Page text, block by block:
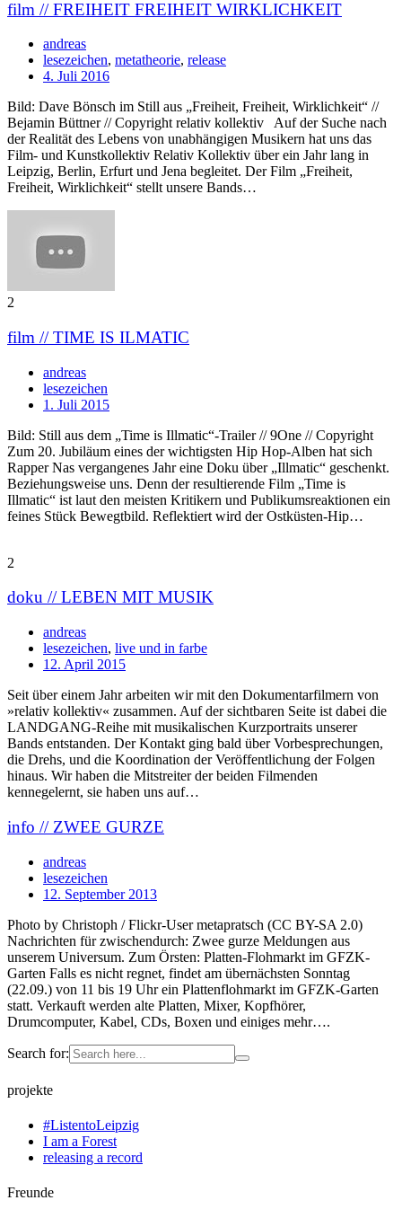
film // FREIHEIT FREIHEIT WIRKLICHKEIT
andreas
lesezeichen, metatheorie, release
4. Juli 2016
Bild: Dave Bönsch im Still aus „Freiheit, Freiheit, Wirklichkeit“ //
Bejamin Büttner // Copyright relativ kollektiv Auf der Suche nach
der Realität des Lebens von unabhängigen Musikern hat uns das
Film- und Kunstkollektiv Relativ Kollektiv über ein Jahr lang in
Leipzig, Berlin, Erfurt und Jena begleitet. Der Film „Freiheit,
Freiheit, Wirklichkeit“ stellt unsere Bands…
2
film // TIME IS ILMATIC
andreas
lesezeichen
1. Juli 2015
Bild: Still aus dem „Time is Illmatic“-Trailer // 9One // Copyright
Zum 20. Jubiläum eines der wichtigsten Hip Hop-Alben hat sich
Rapper Nas vergangenes Jahr eine Doku über „Illmatic“ geschenkt.
Beziehungsweise uns. Denn der resultierende Film „Time is
Illmatic“ ist laut den meisten Kritikern und Publikumsreaktionen ein
feines Stück Bewegtbild. Reflektiert wird der Ostküsten-Hip…
2
doku // LEBEN MIT MUSIK
andreas
lesezeichen, live und in farbe
12. April 2015
Seit über einem Jahr arbeiten wir mit den Dokumentarfilmern von
»relativ kollektiv« zusammen. Auf der sichtbaren Seite ist dabei die
LANDGANG-Reihe mit musikalischen Kurzportraits unserer
Bands entstanden. Der Kontakt ging bald über Vorbesprechungen,
die Drehs, und die Koordination der Veröffentlichung der Folgen
hinaus. Wir haben die Mitstreiter der beiden Filmenden
kennegelernt, sie haben uns auf…
info // ZWEE GURZE
andreas
lesezeichen
12. September 2013
Photo by Christoph / Flickr-User metapratsch (CC BY-SA 2.0)
Nachrichten für zwischendurch: Zwee gurze Meldungen aus
unserem Universum. Zum Örsten: Platten-Flohmarkt im GFZK-
Garten Falls es nicht regnet, findet am übernächsten Sonntag
(22.09.) von 11 bis 19 Uhr ein Plattenflohmarkt im GFZK-Garten
statt. Verkauft werden alte Platten, Mixer, Kopfhörer,
Drumcomputer, Kabel, CDs, Boxen und einiges mehr….
Search for:
projekte
#ListentoLeipzig
I am a Forest
releasing a record
Freunde